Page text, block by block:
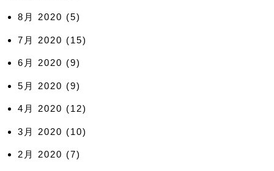
8月 2020 (5)
7月 2020 (15)
6月 2020 (9)
5月 2020 (9)
4月 2020 (12)
3月 2020 (10)
2月 2020 (7)